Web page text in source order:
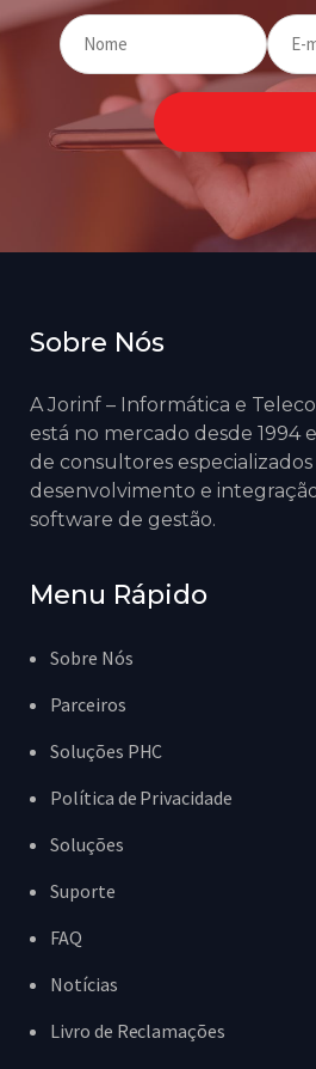
Sobre Nós
A Jorinf – Informática e
está no mercado desde 1994
de consultores especializados
desenvolvimento e
software de gestão.
Menu Rápido
Sobre Nós
Parceiros
Soluções PHC
Política de Privacidade
Soluções
Suporte
FAQ
Notícias
Livro de Reclamações